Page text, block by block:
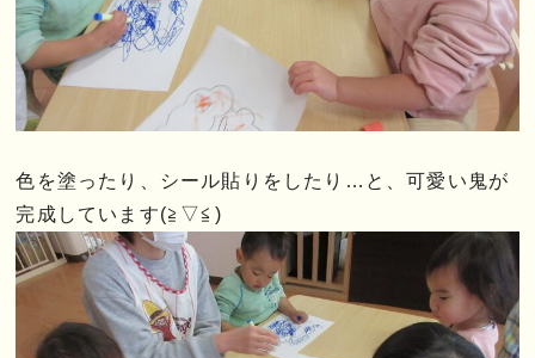
色を塗ったり、シール貼りをしたり…と、可愛い鬼が
完成しています(≧▽≦)